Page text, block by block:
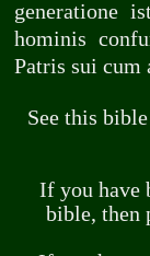
generatione
hominis
Patris sui cum
See this
If you have
bible, then